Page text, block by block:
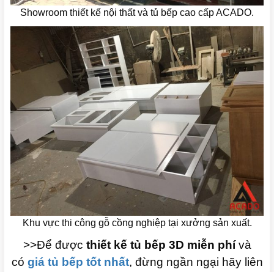
Showroom thiết kế nội thất và tủ bếp cao cấp ACADO.
Khu vực thi công gỗ cồng nghiệp tại xưởng sản xuất.
>>Để được thiết kế tủ bếp 3D miễn phívà
có giá tủ bếp tốt nhất, đừng ngần ngại hãy liên